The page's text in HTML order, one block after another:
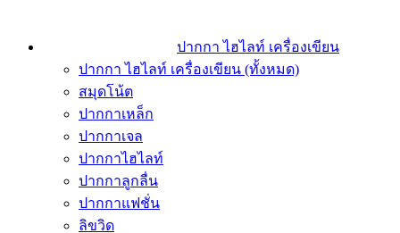
ปากกา ไฮไลท์ เครื่องเขียน
ปากกา ไฮไลท์ เครื่องเขียน (ทั้งหมด)
สมุดโน้ต
ปากกาเหล็ก
ปากกาเจล
ปากกาไฮไลท์
ปากกาลูกลื่น
ปากกาแฟชั่น
ลิขวิด